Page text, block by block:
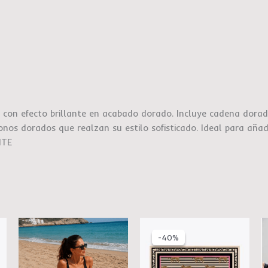
efecto brillante en acabado dorado. Incluye cadena
dorados que realzan su estilo sofisticado. Ideal para
-40%
-40%
era:
€49.95.
es:
€30.00.